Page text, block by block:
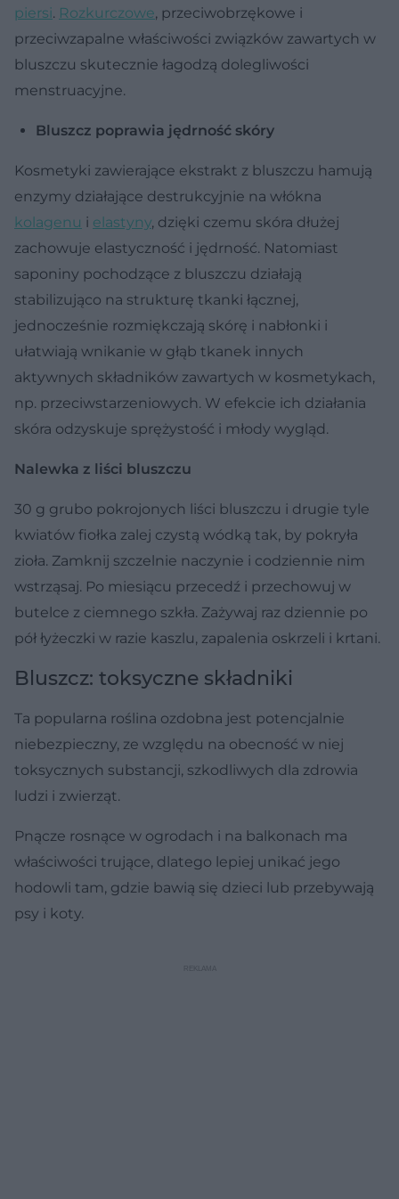
piersi. Rozkurczowe, przeciwobrzękowe i
przeciwzapalne właściwości związków zawartych w
bluszczu skutecznie łagodzą dolegliwości
menstruacyjne.
Bluszcz poprawia jędrność skóry
Kosmetyki zawierające ekstrakt z bluszczu hamują
enzymy działające destrukcyjnie na włókna
kolagenu i elastyny, dzięki czemu skóra dłużej
zachowuje elastyczność i jędrność. Natomiast
saponiny pochodzące z bluszczu działają
stabilizująco na strukturę tkanki łącznej,
jednocześnie rozmiękczają skórę i nabłonki i
ułatwiają wnikanie w głąb tkanek innych
aktywnych składników zawartych w kosmetykach,
np. przeciwstarzeniowych. W efekcie ich działania
skóra odzyskuje sprężystość i młody wygląd.
Nalewka z liści bluszczu
30 g grubo pokrojonych liści bluszczu i drugie tyle
kwiatów fiołka zalej czystą wódką tak, by pokryła
zioła. Zamknij szczelnie naczynie i codziennie nim
wstrząsaj. Po miesiącu przecedź i przechowuj w
butelce z ciemnego szkła. Zażywaj raz dziennie po
pół łyżeczki w razie kaszlu, zapalenia oskrzeli i krtani.
Bluszcz: toksyczne składniki
Ta popularna roślina ozdobna jest potencjalnie
niebezpieczny, ze względu na obecność w niej
toksycznych substancji, szkodliwych dla zdrowia
ludzi i zwierząt.
Pnącze rosnące w ogrodach i na balkonach ma
właściwości trujące, dlatego lepiej unikać jego
hodowli tam, gdzie bawią się dzieci lub przebywają
psy i koty.